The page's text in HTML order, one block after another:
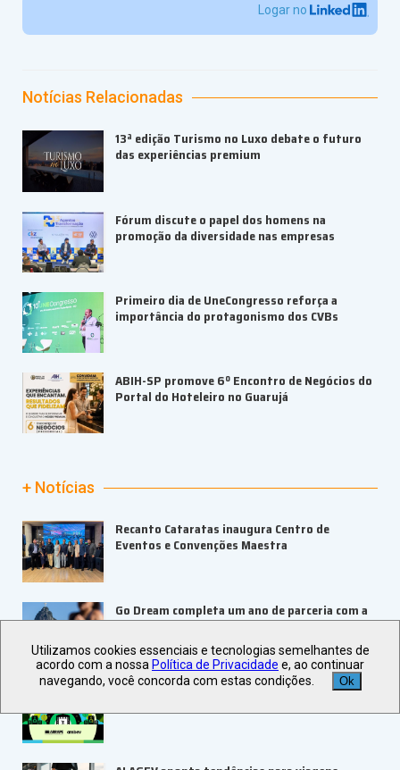
Logar no
Notícias Relacionadas
13ª edição Turismo no Luxo debate o futuro
das experiências premium
Fórum discute o papel dos homens na
promoção da diversidade nas empresas
Primeiro dia de UneCongresso reforça a
importância do protagonismo dos CVBs
ABIH-SP promove 6º Encontro de Negócios do
Portal do Hoteleiro no Guarujá
+ Notícias
Recanto Cataratas inaugura Centro de
Eventos e Convenções Maestra
Go Dream completa um ano de parceria com a
Bilheteria Digital
ABRAPE e Ambev abrem inscrições para o
Utilizamos cookies essenciais e tecnologias semelhantes de
acordo com a nossa Política de Privacidade e, ao continuar
navegando, você concorda com estas condições.
Ok